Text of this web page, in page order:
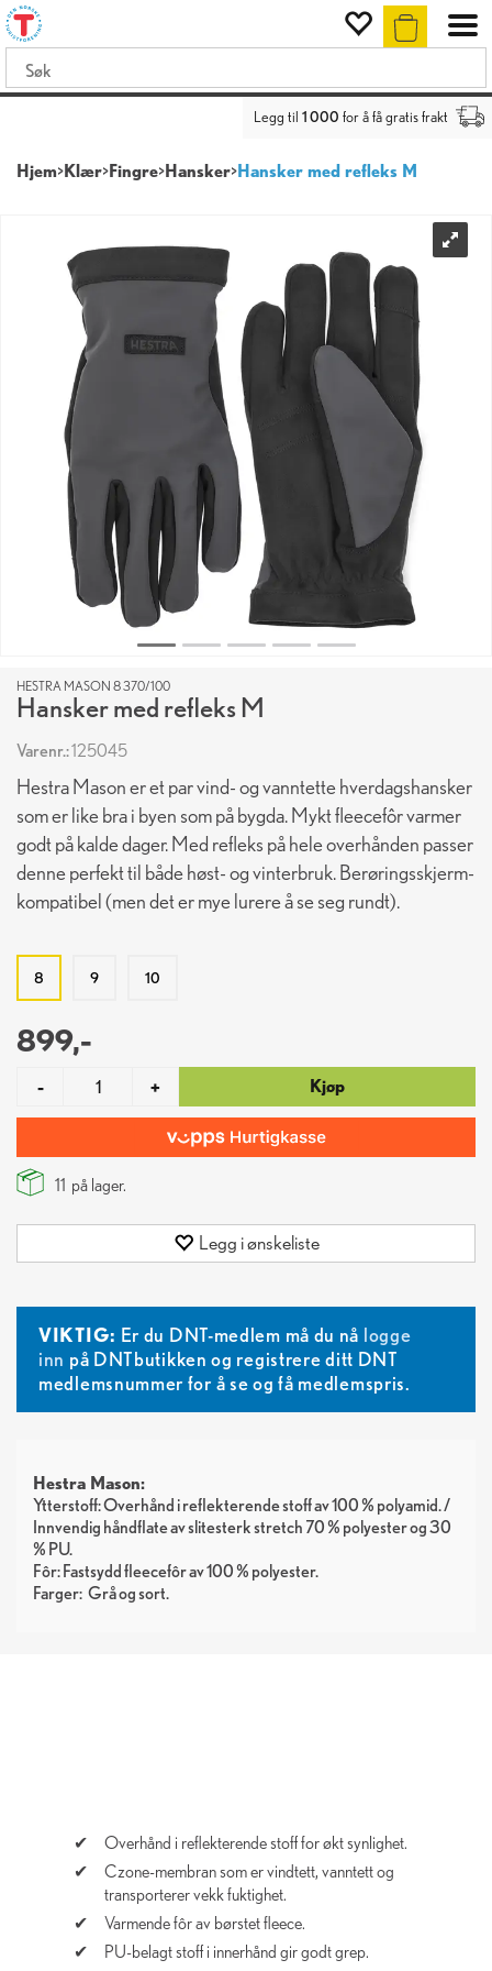
Legg til 1 000 for å få gratis frakt
Hjem>Klær>Fingre>Hansker>Hansker med refleks M
HESTRA MASON 8 370/100
Hansker med refleks M
Varenr.:125045
Hestra Mason er et par vind- og vanntette hverdagshansker
som er like bra i byen som på bygda. Mykt fleecefôr varmer
godt på kalde dager. Med refleks på hele overhånden passer
denne perfekt til både høst- og vinterbruk. Berøringsskjerm-
kompatibel (men det er mye lurere å se seg rundt).
8 9 10
899,-
- + Kjøp
11 på lager.
Legg i ønskeliste
VIKTIG: Er du DNT-medlem må du nå logge
inn på DNTbutikken og registrere ditt DNT
medlemsnummer for å se og få medlemspris.
Hestra Mason:
Ytterstoff: Overhånd i reflekterende stoff av 100 % polyamid. /
Innvendig håndflate av slitesterk stretch 70 % polyester og 30
% PU.
Fôr: Fastsydd fleecefôr av 100 % polyester.
Farger: Grå sort
Overhånd i reflekterende stoff for økt synlighet.
Czone-membran som er vindtett, vanntett og
transporterer vekk fuktighet.
Varmende fôr av børstet fleece.
PU-belagt stoff i innerhånd gir godt grep.